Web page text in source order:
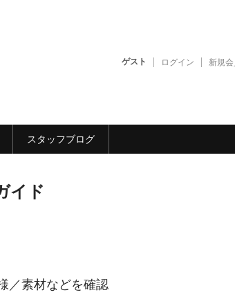
ゲスト ログイン 新規
スタッフブログ
イド
／素材などを確認